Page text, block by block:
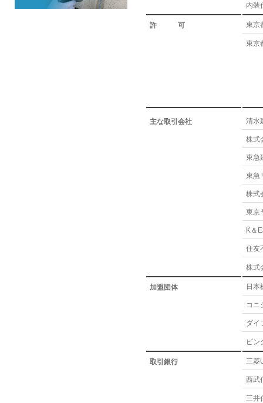
内装
許 可 東京
東京
主な取引会社 清水
株式
東急
東急
株式
東京
K＆
住友
株式
加盟団体 日本
コニ
ダイ
ピン
取引銀行 三菱
西武
三井